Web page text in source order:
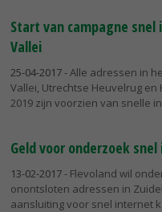
Start van campagne
Vallei
25-04-2017- Alle adressen in
Vallei, Utrechtse Heuvelrug
2019 zijn voorzien van snelle
Geld voor onderzoek
13-02-2017- Flevoland wil
onontsloten adressen in
aansluiting voor snel internet